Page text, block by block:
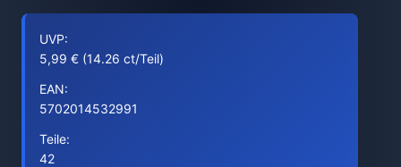
UVP:
5,99 € (14.26 ct/Teil)
EAN:
5702014532991
Teile:
42